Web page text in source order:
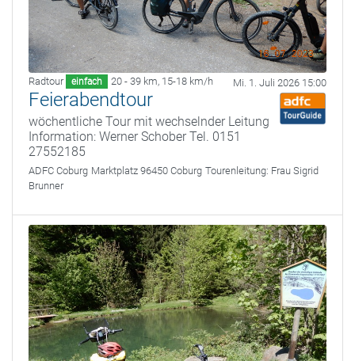
Radtour einfach 20 - 39 km, 15-18 km/h Mi. 1. Juli 2026 15:00
Feierabendtour
wöchentliche Tour mit wechselnder Leitung
Information: Werner Schober Tel. 0151
27552185
ADFC Coburg Marktplatz 96450 Coburg Tourenleitung: Frau Sigrid
Brunner